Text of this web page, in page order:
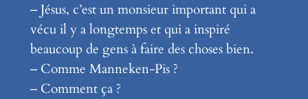
– Jésus, c’est un monsieur important qui a
vécu il y a longtemps et qui a inspiré
beaucoup de gens à faire des choses bien.
– Comme Manneken-Pis ?
– Comment ça ?